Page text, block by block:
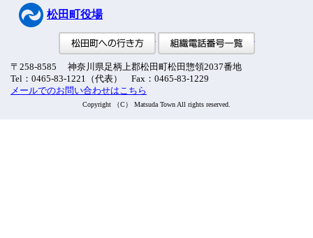
松田町役場
松田町への行き方
〒258-8585 神奈川県足柄上郡松田町松田惣領2037番地
Tel：0465-83-1221（代表） Fax：0465-83-1229
メールでのお問い合わせはこちら
Copyright （C） Matsuda Town All rights reserved.